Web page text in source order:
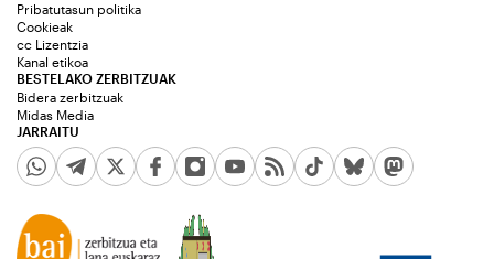
JARRAITU
Pribatutasun politika
Cookieak
cc Lizentzia
Kanal etikoa
BESTELAKO ZERBITZUAK
Bidera zerbitzuak
Midas Media